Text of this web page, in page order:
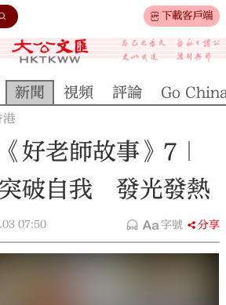
下載客戶端
新聞 視頻 評論 Go
港
好老師故事》7｜
破自我 發光發熱
07:50 字號 分享